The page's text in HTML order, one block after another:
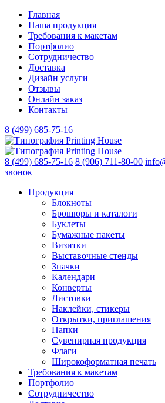
Главная
Наша продукция
Требования к макетам
Портфолио
Сотрудничество
Доставка
Дизайн услуги
Отзывы
Онлайн заказ
Контакты
8 (499) 685-75-16
8 (499) 685-75-16 8 (906) 711-80-00
звонок
Продукция
Блокноты
Брошюры и каталоги
Буклеты
Бумажные пакеты
Визитки
Выставочные стенды
Значки
Календари
Конверты
Листовки
Наклейки, стикеры
Открытки, приглашения
Папки
Сувенирная продукция
Флаги
Широкоформатная печать
Требования к макетам
Портфолио
Сотрудничество